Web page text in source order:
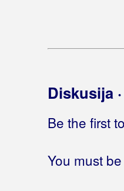
Diskusija
Be the first
You must